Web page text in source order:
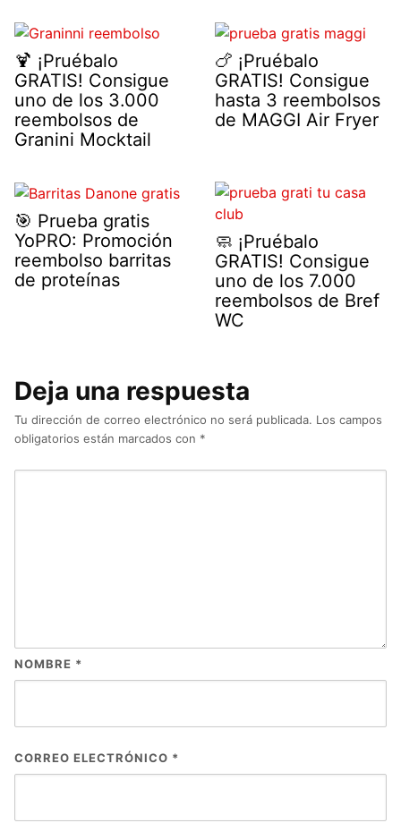
🍹 ¡Pruébalo
GRATIS! Consigue
uno de los 3.000
reembolsos de
Granini Mocktail
🍗 ¡Pruébalo
GRATIS! Consigue
hasta 3 reembolsos
de MAGGI Air Fryer
🎯 Prueba gratis
YoPRO: Promoción
reembolso barritas
de proteínas
🧼 ¡Pruébalo
GRATIS! Consigue
uno de los 7.000
reembolsos de Bref
WC
Deja una respuesta
Tu dirección de correo electrónico no será publicada. Los campos
obligatorios están marcados con *
NOMBRE *
CORREO ELECTRÓNICO *